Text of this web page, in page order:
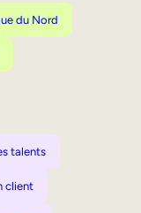
du Nord
talents
client